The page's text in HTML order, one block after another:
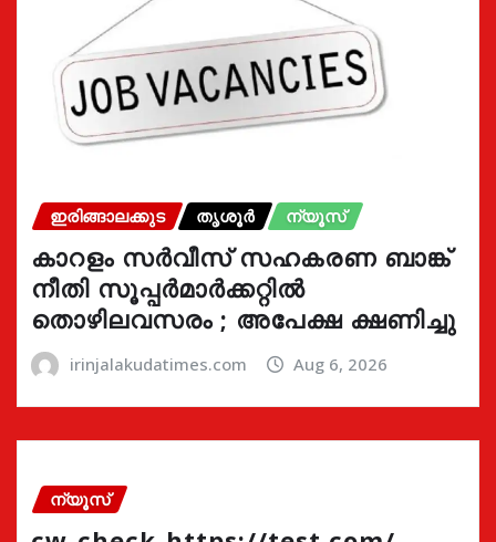
ഇരിങ്ങാലക്കുട തൃശൂർ ന്യൂസ്
കാറളം സർവീസ് സഹകരണ ബാങ്ക്
നീതി സൂപ്പർമാർക്കറ്റിൽ
തൊഴിലവസരം ; അപേക്ഷ ക്ഷണിച്ചു
irinjalakudatimes.com Aug 6, 2026
ന്യൂസ്